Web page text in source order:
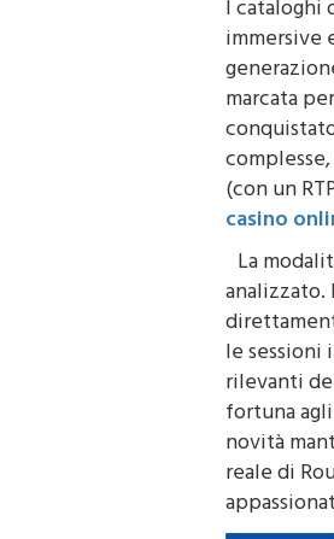
I
immersive
marcata
(con un
casino
La
le sessioni
rilevanti
fortuna
novità
reale di